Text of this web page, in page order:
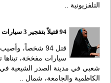
التلفزيونية ..
94 قتيلاً بتفجير 3 سيارات مفخخة في بغداد.. تبناها «داعش»
قتل 94 شخصاً،
سيارات مفخخة،
شعبي في مدينة الصدر الشيعية
الكاظمية والجامعة، شمال ..